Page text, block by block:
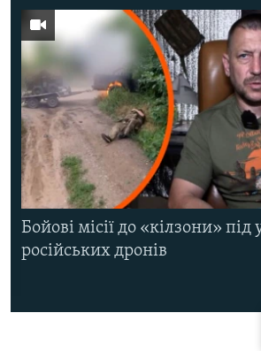
Бойові місії до «кілзони»
російських дронів